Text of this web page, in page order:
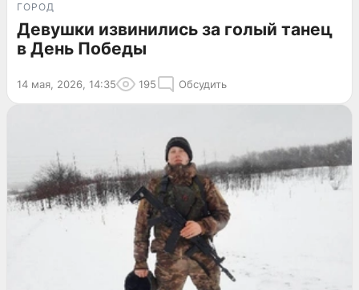
ГОРОД
Девушки извинились за голый танец
в День Победы
14 мая, 2026, 14:35 195 Обсудить